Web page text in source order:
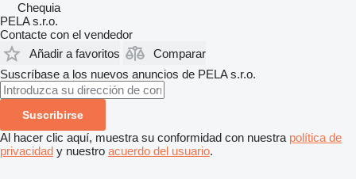
Chequia
PELA s.r.o.
Contacte con el vendedor
Añadir a favoritos
Comparar
Suscríbase a los nuevos anuncios de PELA s.r.o.
Suscribirse
Al hacer clic aquí, muestra su conformidad con nuestra política de
privacidad y nuestro acuerdo del usuario.